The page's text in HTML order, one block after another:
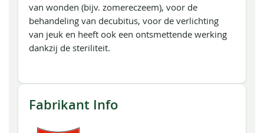
van wonden (bijv. zomereczeem), voor de
behandeling van decubitus, voor de verlichting
van jeuk en heeft ook een ontsmettende werking
dankzij de steriliteit.
Fabrikant Info